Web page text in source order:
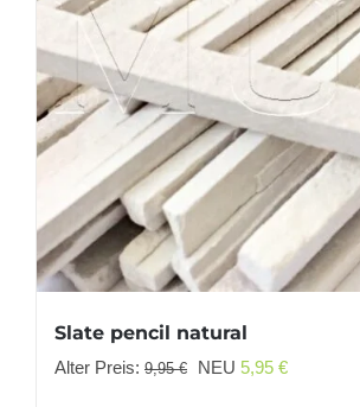
Slate pencil natural
Alter Preis: 9,95€
Ursprünglicher
NEU 5,95 €Aktueller